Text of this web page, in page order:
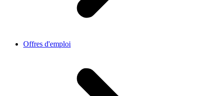
Offres d'emploi